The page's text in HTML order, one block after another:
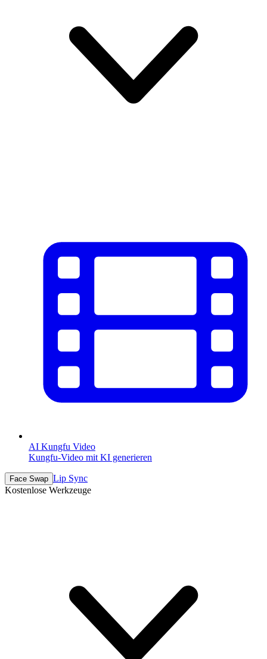
AI Kungfu Video
Kungfu-Video mit KI generieren
Face Swap Lip Sync
Kostenlose Werkzeuge